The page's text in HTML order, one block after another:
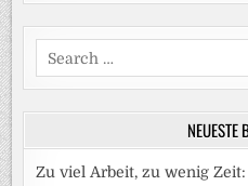
Search
for:
NEUESTE
Zu viel Arbeit, zu wenig